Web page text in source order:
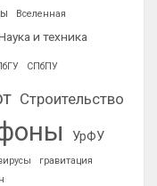
Вселенная
и техника
СПбПУ
Строительство
УрФУ
гравитация